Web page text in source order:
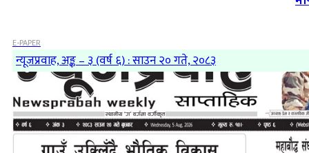
E-PAPER
न्यूजप्रवाह, अङ्क – ३ (वर्ष ६) : साउन २० गते, २०८३